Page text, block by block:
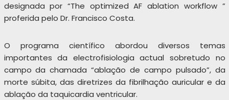
designada por “The optimized AF ablation workflow ”
proferida pelo Dr. Francisco Costa.
O programa científico abordou diversos temas
importantes da electrofisiologia actual sobretudo no
campo da chamada “ablação de campo pulsado”, da
morte súbita, das diretrizes da fibrilhação auricular e da
ablação da taquicardia ventricular.